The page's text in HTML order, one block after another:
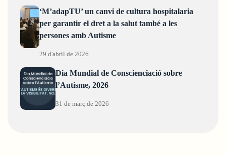
‘M’adapTU’ un canvi de cultura hospitalaria
per garantir el dret a la salut també a les
persones amb Autisme
29 d'abril de 2026
Dia Mundial de Conscienciació sobre
l’Autisme, 2026
31 de març de 2026